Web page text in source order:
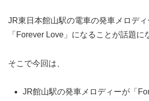
JR東日本館山駅の電車の発車メロデ
「Forever Love」になることが話題に
そこで今回は、
JR館山駅の発車メロディーが「